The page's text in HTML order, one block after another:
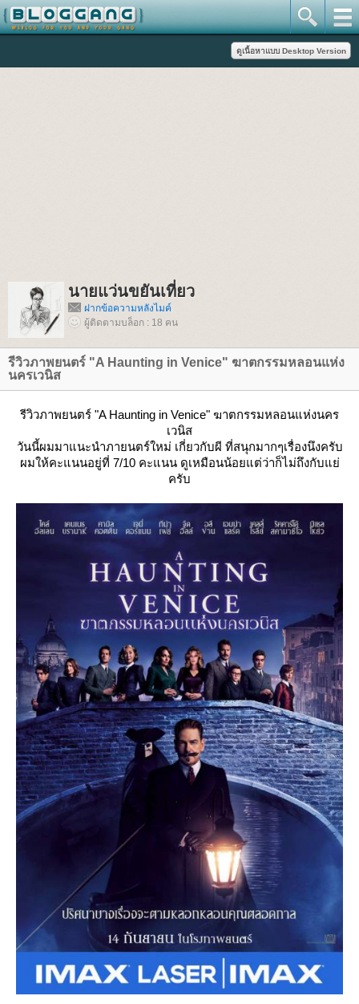
นายแว่นขยันเที่ยว
ฝากข้อความหลังไมค์
ผู้ติดตามบล็อก : 18 คน
รีวิวภาพยนตร์ "A Haunting in Venice" ฆาตกรรมหลอนแห่ง
นครเวนิส
รีวิวภาพยนตร์ "A Haunting in Venice" ฆาตกรรมหลอนแห่งนคร
เวนิส
วันนี้ผมมาแนะนำภายนตร์ใหม่ เกี่ยวกับผี ที่สนุกมากๆเรื่องนึงครับ
ผมให้คะแนนอยู่ที่ 7/10 คะแนน ดูเหมือนน้อยแต่ว่าก็ไม่ถึงกับแย่
ครับ